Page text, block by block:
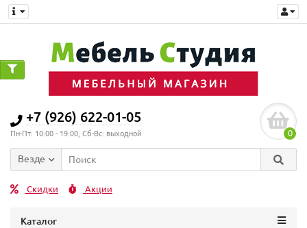
+7 (926) 622-01-05
Пн-Пт: 10:00 - 19:00, Сб-Вс: выходной 0
Везде
Скидки Акции
Каталог